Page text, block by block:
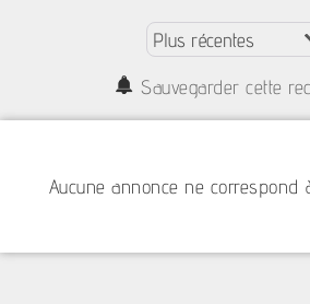
Sauvegarder cette
Aucune annonce ne correspond